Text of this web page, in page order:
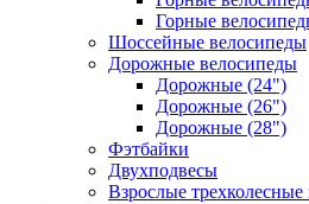
Горные
Шоссейные велосипеды
Дорожные велосипеды
Дорожные (24")
Дорожные (26")
Дорожные (28")
Фэтбайки
Двухподвесы
Взрослые